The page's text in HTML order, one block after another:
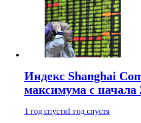
Индекс Shanghai
максимума с начала
1 год спустя1 год спустя